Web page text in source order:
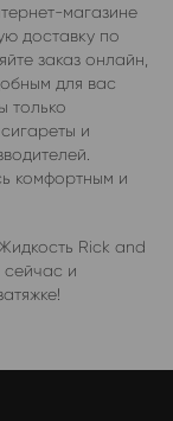
магазине
доставку по
заказ онлайн,
для вас
только
и
комфортным и
Rick and
сейчас и